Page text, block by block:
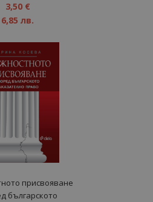
3,50 €
6,85 лв.
присвояване
българското